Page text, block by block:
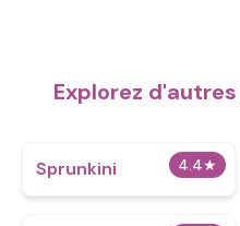
Explorez
4.4★
Sprunkini